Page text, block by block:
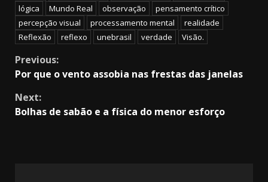
lógica
Mundo Real observação
pensamento crítico
percepção visual
processamento mental
realidade
Reflexão
reflexo unebrasil verdade Visão.
Continue
Reading
Previous:
Por que o vento assobia nas frestas das janelas
Next:
Bolhas de sabão e a física do menor esforço